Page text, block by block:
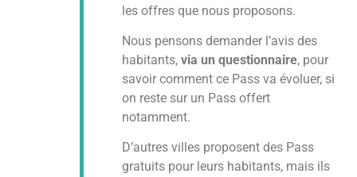
les offres que nous proposons.
Nous pensons demander l’avis des
habitants, via un questionnaire, pour
savoir comment ce Pass va évoluer, si
on reste sur un Pass offert
notamment.
D’autres villes proposent des Pass
gratuits pour leurs habitants, mais ils